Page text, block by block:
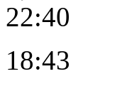
22:40
18:43